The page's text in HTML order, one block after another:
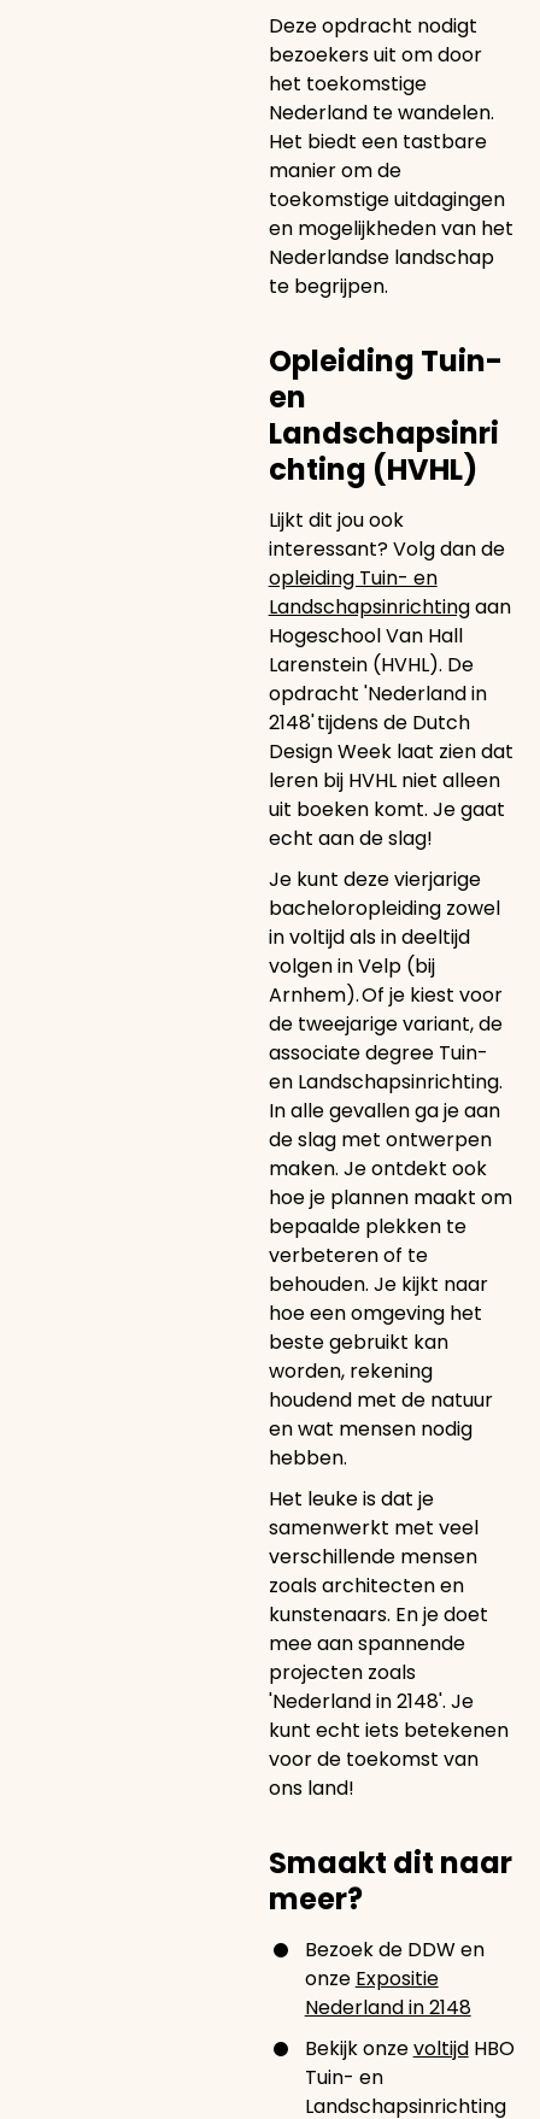
Deze opdracht nodigt
bezoekers uit om door
het toekomstige
Nederland te wandelen.
Het biedt een tastbare
manier om de
toekomstige uitdagingen
en mogelijkheden van het
Nederlandse landschap
te begrijpen.
Opleiding Tuin-
en
Landschapsinri
chting (HVHL)
Lijkt dit jou ook
interessant? Volg dan de
opleiding Tuin- en
Landschapsinrichtingaan
Hogeschool Van Hall
Larenstein (HVHL). De
opdracht 'Nederland in
2148' tijdens de Dutch
Design Week laat zien dat
leren bij HVHL niet alleen
uit boeken komt. Je gaat
echt aan de slag!
Je kunt deze vierjarige
bacheloropleiding zowel
in voltijd als in deeltijd
volgen in Velp (bij
Arnhem). Of je kiest voor
de tweejarige variant, de
associate degree Tuin-
en Landschapsinrichting.
In alle gevallen ga je aan
de slag met ontwerpen
maken. Je ontdekt ook
hoe je plannen maakt om
bepaalde plekken te
verbeteren of te
behouden. Je kijkt naar
hoe een omgeving het
beste gebruikt kan
worden, rekening
houdend met de natuur
en wat mensen nodig
hebben.
Het leuke is dat je
samenwerkt met veel
verschillende mensen
zoals architecten en
kunstenaars. En je doet
mee aan spannende
projecten zoals
'Nederland in 2148'. Je
kunt echt iets betekenen
voor de toekomst van
ons land!
Smaakt dit naar
meer?
Bezoek de DDW en
onze Expositie
Nederland in 2148
Bekijk onzevoltijdHBO
Tuin- en
Landschapsinrichting